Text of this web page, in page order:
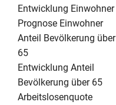
Entwicklung Einwohner
Prognose Einwohner
Anteil Bevölkerung über
65
Entwicklung Anteil
Bevölkerung über 65
Arbeitslosenquote